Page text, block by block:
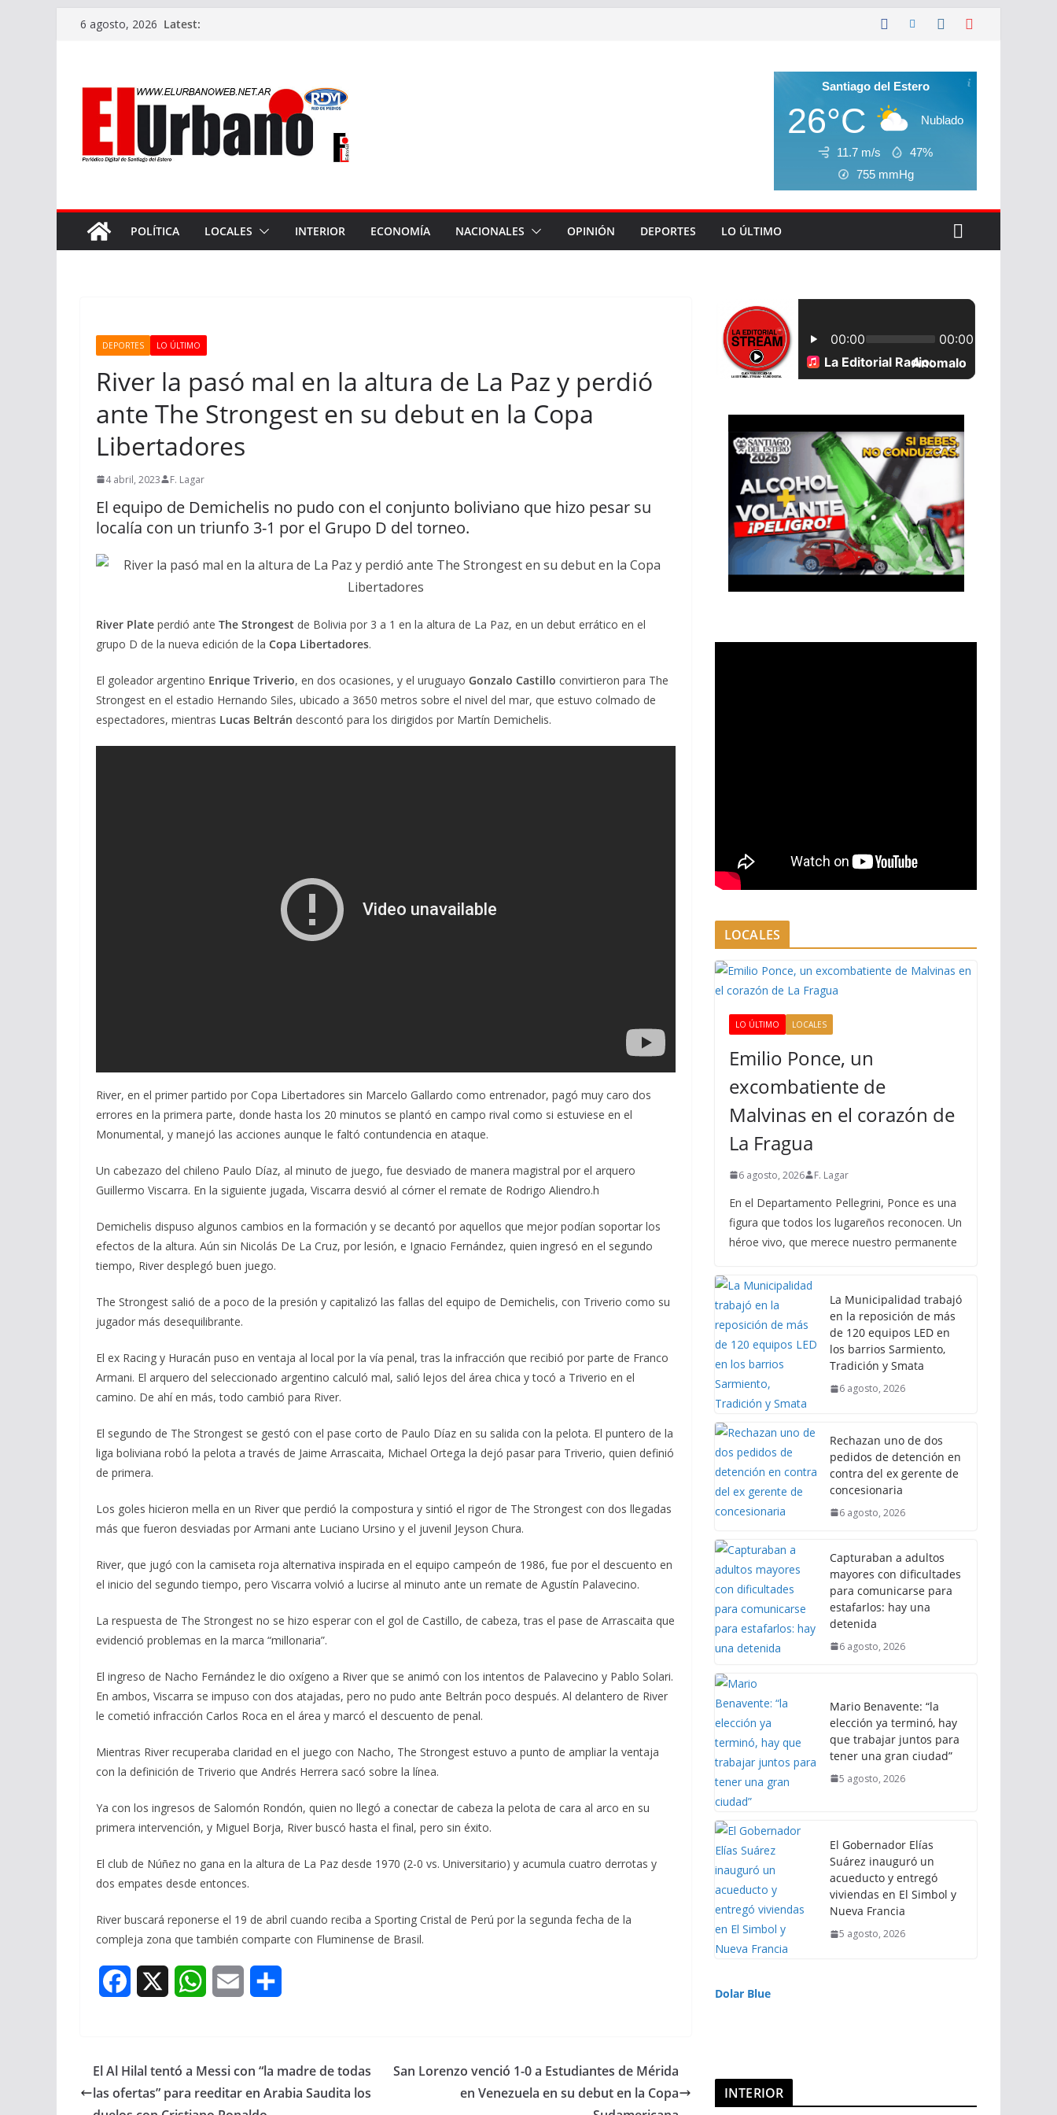
6 agosto, 2026 Latest:
Santiago del Estero
26°C Nublado
11.7 m/s
47%
755 mmHg
POLÍTICA LOCALES INTERIOR ECONOMÍA NACIONALES OPINIÓN DEPORTES LO ÚLTIMO
DEPORTES LO ÚLTIMO
River la pasó mal en la altura de La Paz y perdió
ante The Strongest en su debut en la Copa
Libertadores
4 abril, 2023 F. Lagar
El equipo de Demichelis no pudo con el conjunto boliviano que hizo pesar su
localía con un triunfo 3-1 por el Grupo D del torneo.
River Plate perdió ante The Strongest de Bolivia por 3 a 1 en la altura de La Paz, en un debut errático en el
grupo D de la nueva edición de la Copa Libertadores.
El goleador argentino Enrique Triverio, en dos ocasiones, y el uruguayo Gonzalo Castillo convirtieron para The
Strongest en el estadio Hernando Siles, ubicado a 3650 metros sobre el nivel del mar, que estuvo colmado de
espectadores, mientras Lucas Beltrán descontó para los dirigidos por Martín Demichelis.
River, en el primer partido por Copa Libertadores sin Marcelo Gallardo como entrenador, pagó muy caro dos
errores en la primera parte, donde hasta los 20 minutos se plantó en campo rival como si estuviese en el
Monumental, y manejó las acciones aunque le faltó contundencia en ataque.
Un cabezazo del chileno Paulo Díaz, al minuto de juego, fue desviado de manera magistral por el arquero
Guillermo Viscarra. En la siguiente jugada, Viscarra desvió al córner el remate de Rodrigo Aliendro.h
Demichelis dispuso algunos cambios en la formación y se decantó por aquellos que mejor podían soportar los
efectos de la altura. Aún sin Nicolás De La Cruz, por lesión, e Ignacio Fernández, quien ingresó en el segundo
tiempo, River desplegó buen juego.
The Strongest salió de a poco de la presión y capitalizó las fallas del equipo de Demichelis, con Triverio como su
jugador más desequilibrante.
El ex Racing y Huracán puso en ventaja al local por la vía penal, tras la infracción que recibió por parte de Franco
Armani. El arquero del seleccionado argentino calculó mal, salió lejos del área chica y tocó a Triverio en el
camino. De ahí en más, todo cambió para River.
El segundo de The Strongest se gestó con el pase corto de Paulo Díaz en su salida con la pelota. El puntero de la
liga boliviana robó la pelota a través de Jaime Arrascaita, Michael Ortega la dejó pasar para Triverio, quien definió
de primera.
Los goles hicieron mella en un River que perdió la compostura y sintió el rigor de The Strongest con dos llegadas
más que fueron desviadas por Armani ante Luciano Ursino y el juvenil Jeyson Chura.
River, que jugó con la camiseta roja alternativa inspirada en el equipo campeón de 1986, fue por el descuento en
el inicio del segundo tiempo, pero Viscarra volvió a lucirse al minuto ante un remate de Agustín Palavecino.
La respuesta de The Strongest no se hizo esperar con el gol de Castillo, de cabeza, tras el pase de Arrascaita que
evidenció problemas en la marca “millonaria”.
El ingreso de Nacho Fernández le dio oxígeno a River que se animó con los intentos de Palavecino y Pablo Solari.
En ambos, Viscarra se impuso con dos atajadas, pero no pudo ante Beltrán poco después. Al delantero de River
le cometió infracción Carlos Roca en el área y marcó el descuento de penal.
Mientras River recuperaba claridad en el juego con Nacho, The Strongest estuvo a punto de ampliar la ventaja
con la definición de Triverio que Andrés Herrera sacó sobre la línea.
Ya con los ingresos de Salomón Rondón, quien no llegó a conectar de cabeza la pelota de cara al arco en su
primera intervención, y Miguel Borja, River buscó hasta el final, pero sin éxito.
El club de Núñez no gana en la altura de La Paz desde 1970 (2-0 vs. Universitario) y acumula cuatro derrotas y
dos empates desde entonces.
River buscará reponerse el 19 de abril cuando reciba a Sporting Cristal de Perú por la segunda fecha de la
compleja zona que también comparte con Fluminense de Brasil.
e
W
t
i
r
El Al Hilal tentó a Messi con “la madre de todas
las ofertas” para reeditar en Arabia Saudita los
San Lorenzo venció 1-0 a Estudiantes de Mérida
en Venezuela en su debut en la Copa
LOCALES
LO ÚLTIMO LOCALES
Emilio Ponce, un
excombatiente de
Malvinas en el corazón de
La Fragua
6 agosto, 2026 F. Lagar
En el Departamento Pellegrini, Ponce es una
figura que todos los lugareños reconocen. Un
héroe vivo, que merece nuestro permanente
La Municipalidad trabajó
en la reposición de más
de 120 equipos LED en
los barrios Sarmiento,
Tradición y Smata
6 agosto, 2026
Rechazan uno de dos
pedidos de detención en
contra del ex gerente de
concesionaria
6 agosto, 2026
Capturaban a adultos
mayores con dificultades
para comunicarse para
estafarlos: hay una
detenida
6 agosto, 2026
Mario Benavente: “la
elección ya terminó, hay
que trabajar juntos para
tener una gran ciudad”
5 agosto, 2026
El Gobernador Elías
Suárez inauguró un
acueducto y entregó
viviendas en El Simbol y
Nueva Francia
5 agosto, 2026
Dolar Blue
INTERIOR